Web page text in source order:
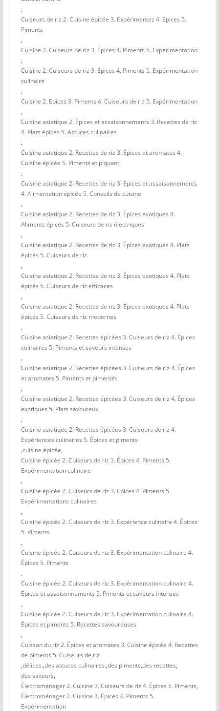
,
Cuiseurs de riz 2. Cuisine épicée 3. Expérimentez 4. Épices 5.
Piments
,
Cuisine 2. Cuiseurs de riz 3. Épices 4. Piments 5. Expérimentation
,
Cuisine 2. Cuiseurs de riz 3. Épices 4. Piments 5. Expérimentation
culinaire
,
Cuisine 2. Epices 3. Piments 4. Cuiseurs de riz 5. Expérimentation
,
Cuisine asiatique 2. Épices et assaisonnements 3. Recettes de riz
4. Plats épicés 5. Astuces culinaires
,
Cuisine asiatique 2. Recettes de riz 3. Épices et aromates 4.
Cuisine épicée 5. Piments et piquant
,
Cuisine asiatique 2. Recettes de riz 3. Épices et assaisonnements
4. Alimentation épicée 5. Conseils de cuisine
,
Cuisine asiatique 2. Recettes de riz 3. Épices exotiques 4.
Aliments épicés 5. Cuiseurs de riz électriques
,
Cuisine asiatique 2. Recettes de riz 3. Épices exotiques 4. Plats
épicés 5. Cuiseurs de riz
,
Cuisine asiatique 2. Recettes de riz 3. Épices exotiques 4. Plats
épicés 5. Cuiseurs de riz efficaces
,
Cuisine asiatique 2. Recettes de riz 3. Épices exotiques 4. Plats
épicés 5. Cuiseurs de riz modernes
,
Cuisine asiatique 2. Recettes épicées 3. Cuiseurs de riz 4. Épices
culinaires 5. Piments et saveurs intenses
,
Cuisine asiatique 2. Recettes épicées 3. Cuiseurs de riz 4. Épices
et aromates 5. Piments et pimentés
,
Cuisine asiatique 2. Recettes épicées 3. Cuiseurs de riz 4. Épices
exotiques 5. Plats savoureux
,
Cuisine asiatique 2. Recettes épicées 3. Cuiseurs de riz 4.
Expériences culinaires 5. Épices et piments
,cuisine épicée,
Cuisine épicée 2. Cuiseurs de riz 3. Épices 4. Piments 5.
Expérimentation culinaire
,
Cuisine épicée 2. Cuiseurs de riz 3. Epices 4. Piments 5.
Expérimentations culinaires
,
Cuisine épicée 2. Cuiseurs de riz 3. Expérience culinaire 4. Épices
5. Piments
,
Cuisine épicée 2. Cuiseurs de riz 3. Expérimentation culinaire 4.
Épices 5. Piments
,
Cuisine épicée 2. Cuiseurs de riz 3. Expérimentation culinaire 4.
Épices et assaisonnements 5. Piments et saveurs intenses
,
Cuisine épicée 2. Cuiseurs de riz 3. Expérimentation culinaire 4.
Épices et piments 5. Recettes savoureuses
,
Cuisson du riz 2. Épices et aromates 3. Cuisine épicée 4. Recettes
de piments 5. Cuiseurs de riz
,délices.,des astuces culinaires.,des piments,des recettes,
des saveurs,
Électroménager 2. Cuisine 3. Cuiseurs de riz 4. Épices 5. Piments,
Électroménager 2. Cuisine 3. Épices 4. Piments 5.
Expérimentation